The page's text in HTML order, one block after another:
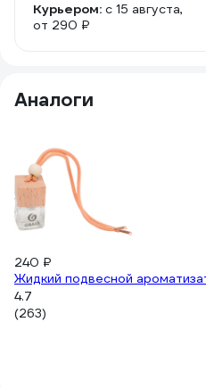
Курьером: c 15 августа,
от 290 ₽
Аналоги
240 ₽
Жидкий подвесной
4.7
(263)